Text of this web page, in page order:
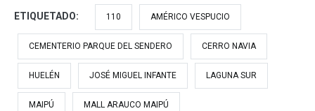
ETIQUETADO: 110 AMÉRICO VESPUCIO
CEMENTERIO PARQUE DEL SENDERO CERRO NAVIA
HUELÉN JOSÉ MIGUEL INFANTE LAGUNA SUR
MAIPÚ MALL ARAUCO MAIPÚ